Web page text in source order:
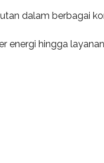
dalam berbagai
energi hingga